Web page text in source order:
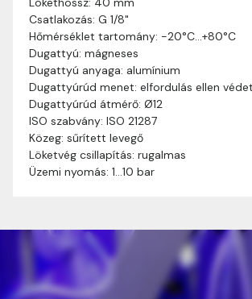
Csatlakozás: G 1/8"
Hőmérséklet tartomány: -20°C…+80°C
Dugattyú: mágneses
Dugattyú anyaga: alumínium
Dugattyúrúd menet: elfordulás ellen
Dugattyúrúd átmérő: Ø12
ISO szabvány: ISO 21287
Közeg: sűrített levegő
Löketvég csillapítás: rugalmas
Üzemi nyomás: 1…10 bar
Szállítási idő:
munkanapon belül kézbesítjük.
valamilyen okból kifolyólag a
ideig tart, előre értesítünk
Szállítási díj: A szállítási díj függ a
és a szállítási cím távolságától. A
díjat a vásárlás folyamata során
mielőtt a rendelést véglegesítitek.